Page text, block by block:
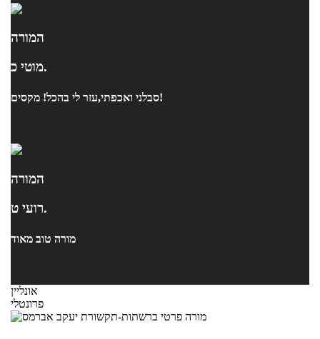
המורה
מוטי כ.
סבלני ואכפתי,עזר לי בהכל! מקסים!
המורה
רועי ט.
מורה טוב מאוד
אונליין
פרונטלי